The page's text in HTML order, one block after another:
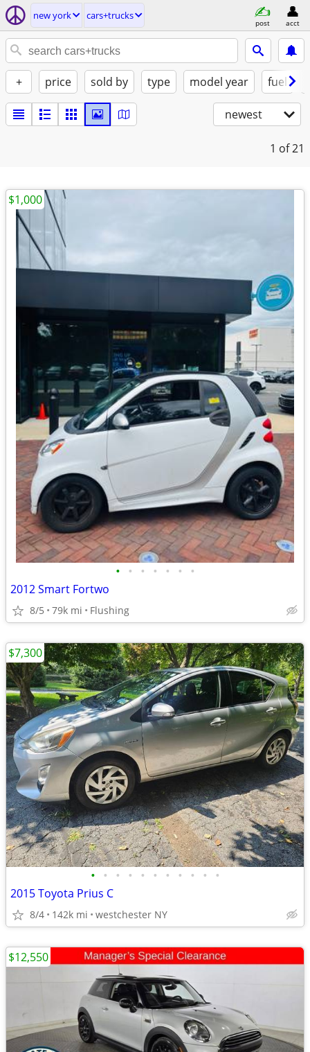
new york cars+trucks
post acct
+ price sold by type model year fuel
newest
1 of 21
• • • • • • •
2012 Smart Fortwo
8/5 79k mi Flushing
$1,000
• • • • • • • • • • •
2015 Toyota Prius C
8/4 142k mi westchester NY
$7,300
$12,550